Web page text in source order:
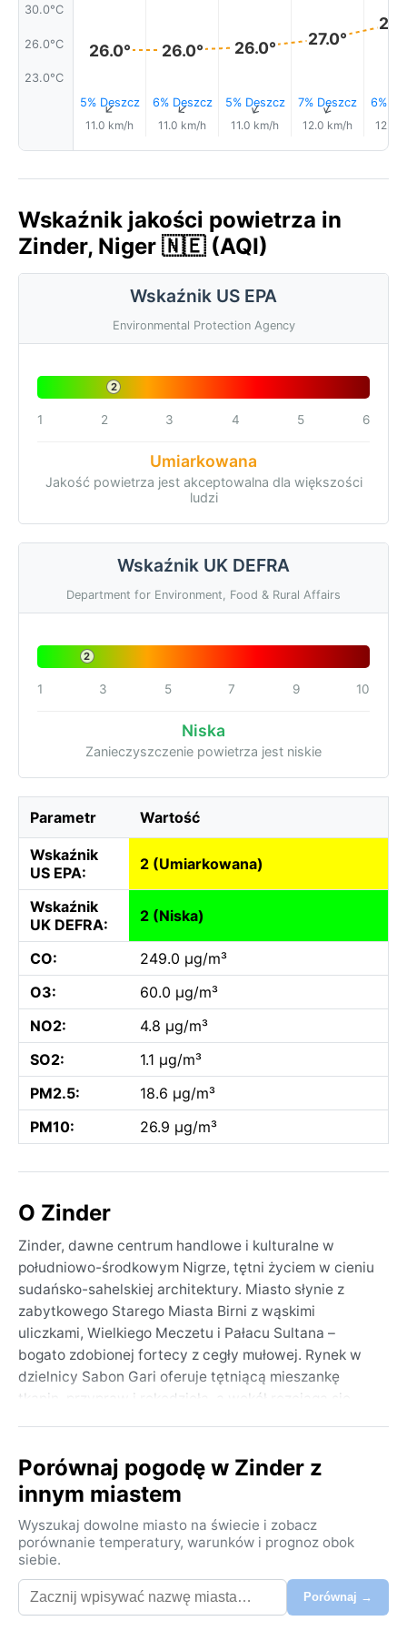
30.0°C
26.0°C
23.0°C
26.0°
5% Deszcz
↑
11.0 km/h
26.0°
6% Deszcz
↑
11.0 km/h
26.0°
5% Deszcz
↑
11.0 km/h
27.0°
7% Deszcz
↑
12.0 km/h
6%
12.0
Wskaźnik jakości powietrza in
Zinder, Niger 🇳🇪 (AQI)
Wskaźnik US EPA
Environmental Protection Agency
2
1 2 3 4 5 6
Umiarkowana
Jakość powietrza jest akceptowalna dla większości
ludzi
Wskaźnik UK DEFRA
Department for Environment, Food & Rural Affairs
2
1 3 5 7 9 10
Niska
Zanieczyszczenie powietrza jest niskie
Parametr Wartość
Wskaźnik
US EPA:
2 (Umiarkowana)
Wskaźnik
UK DEFRA:
2 (Niska)
CO:
249.0 µg/m³
O3:
60.0 µg/m³
NO2:
4.8 µg/m³
SO2:
1.1 µg/m³
PM2.5:
18.6 µg/m³
PM10:
26.9 µg/m³
O Zinder
Zinder, dawne centrum handlowe i kulturalne w
południowo-środkowym Nigrze, tętni życiem w cieniu
sudańsko-sahelskiej architektury. Miasto słynie z
zabytkowego Starego Miasta Birni z wąskimi
uliczkami, Wielkiego Meczetu i Pałacu Sultana –
bogato zdobionej fortecy z cegły mułowej. Rynek w
dzielnicy Sabon Gari oferuje tętniącą mieszankę
tkanin, przypraw i rękodzieła, a wokół rozciąga się
Damagaram.
Klimat Zinder to gorący pustynny (BWh) – skrajne
upały i ogromna suchość przez większość roku. Lata
(kwiecień–wrzesień) przynoszą średnie maksima
powyżej 40°C, a dni są parne mimo niskiej
wilgotności. Zimy (grudzień–luty) są łagodne i
słoneczne, z temperaturami w dzień około 30°C i
Porównaj pogodę w Zinder z
innym miastem
Wyszukaj dowolne miasto na świecie i zobacz
porównanie temperatury, warunków i prognoz obok
siebie.
Porównaj →